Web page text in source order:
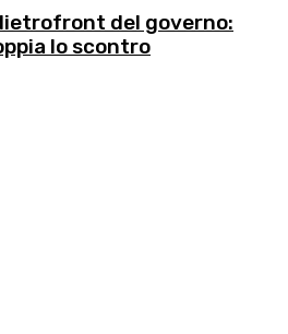
del governo:
lo scontro